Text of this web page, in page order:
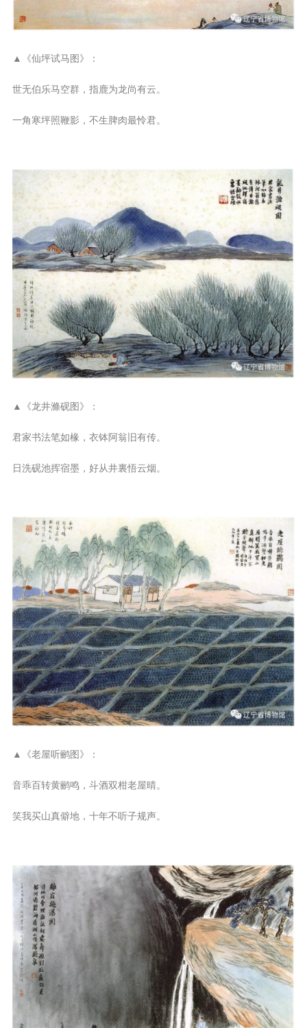
▲《仙坪试马图》：
世无伯乐马空群，指鹿为龙尚有云。
一角寒坪照鞭影，不生脾肉最怜君。
▲《龙井滌砚图》：
君家书法笔如椽，衣钵阿翁旧有传。
日洗砚池挥宿墨，好从井裏悟云烟。
▲《老屋听鹂图》：
音乖百转黄鹂鸣，斗酒双柑老屋晴。
笑我买山真僻地，十年不听子规声。